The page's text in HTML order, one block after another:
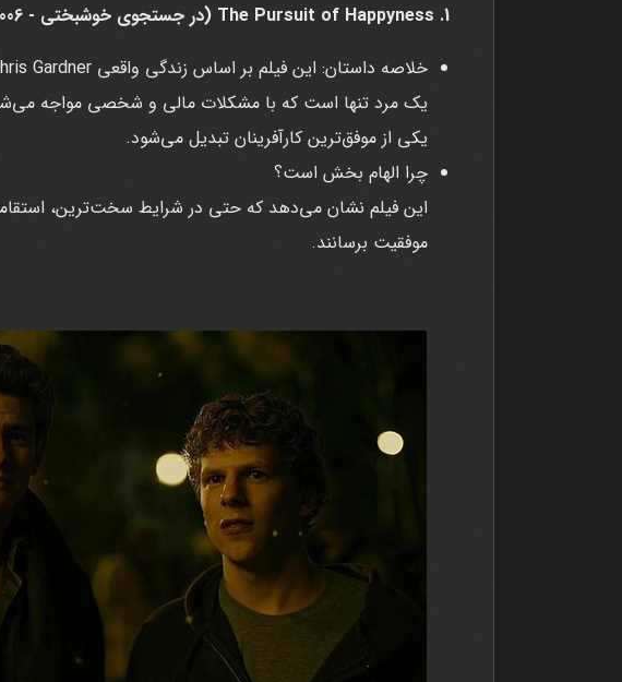
1. The Pursuit of Happyness (در جستجوی خوشبختی - 2006)
یک مرد تنها است که با مشکلات مالی و شخصی مواجه
یکی از موفق‌ترین کارآفرینان تبدیل می‌شود.
چرا الهام بخش است؟
این فیلم نشان می‌دهد که حتی در شرایط سخت‌ترین،
موفقیت برسانند.